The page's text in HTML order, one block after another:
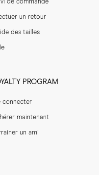
de commande
un retour
des tailles
PROGRAM
connecter
maintenant
un ami